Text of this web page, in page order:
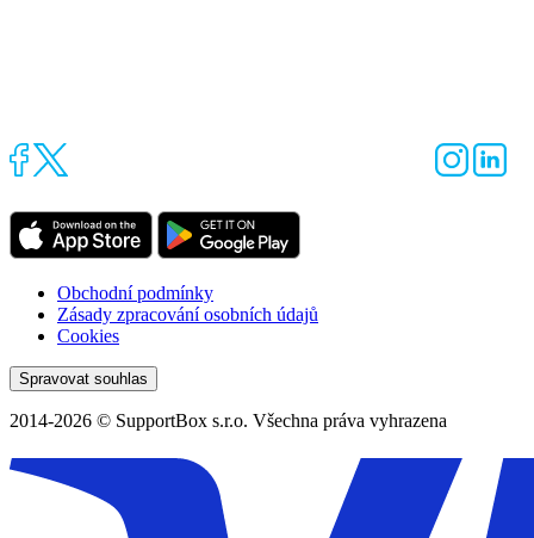
Obchodní podmínky
Zásady zpracování osobních údajů
Cookies
Spravovat souhlas
2014-2026 © SupportBox s.r.o. Všechna práva vyhrazena